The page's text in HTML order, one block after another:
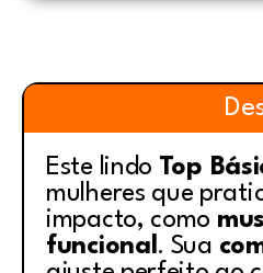
Este lindo Top
mulheres que
impacto, como
funcional. Sua